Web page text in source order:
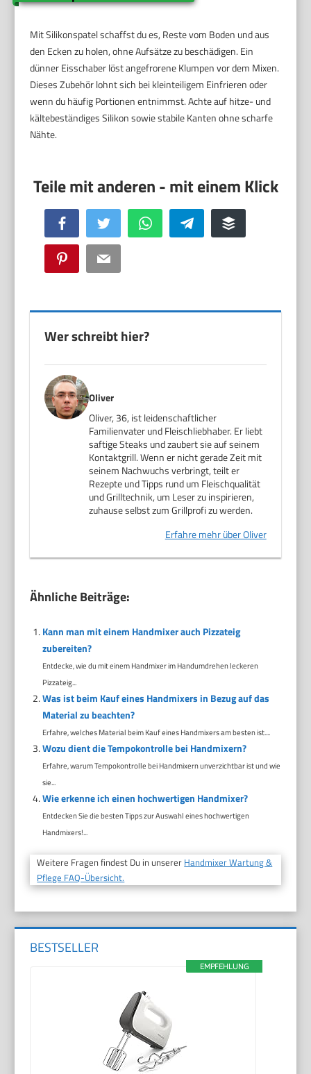
Mit Silikonspatel schaffst du es, Reste vom Boden und aus
den Ecken zu holen, ohne Aufsätze zu beschädigen. Ein
dünner Eisschaber löst angefrorene Klumpen vor dem Mixen.
Dieses Zubehör lohnt sich bei kleinteiligem Einfrieren oder
wenn du häufig Portionen entnimmst. Achte auf hitze- und
kältebeständiges Silikon sowie stabile Kanten ohne scharfe
Nähte.
Facebook Twitter WhatsApp Telegram Buffer
Pinterest Email
Wer schreibt hier?
Oliver
Oliver, 36, ist leidenschaftlicher
Familienvater und Fleischliebhaber. Er liebt
saftige Steaks und zaubert sie auf seinem
Kontaktgrill. Wenn er nicht gerade Zeit mit
seinem Nachwuchs verbringt, teilt er
Rezepte und Tipps rund um Fleischqualität
und Grilltechnik, um Leser zu inspirieren,
zuhause selbst zum Grillprofi zu werden.
Erfahre mehr über Oliver
Ähnliche Beiträge:
Kann man mit einem Handmixer auch Pizzateig
zubereiten?
Entdecke, wie du mit einem Handmixer im Handumdrehen leckeren
Pizzateig...
Was ist beim Kauf eines Handmixers in Bezug auf das
Material zu beachten?
Erfahre, welches Material beim Kauf eines Handmixers am besten ist....
Wozu dient die Tempokontrolle bei Handmixern?
Erfahre, warum Tempokontrolle bei Handmixern unverzichtbar ist und wie
sie...
Wie erkenne ich einen hochwertigen Handmixer?
Entdecken Sie die besten Tipps zur Auswahl eines hochwertigen
Handmixers!...
Weitere Fragen findest Du in unserer Handmixer Wartung &
Pflege FAQ-Übersicht.
BESTSELLER
EMPFEHLUNG